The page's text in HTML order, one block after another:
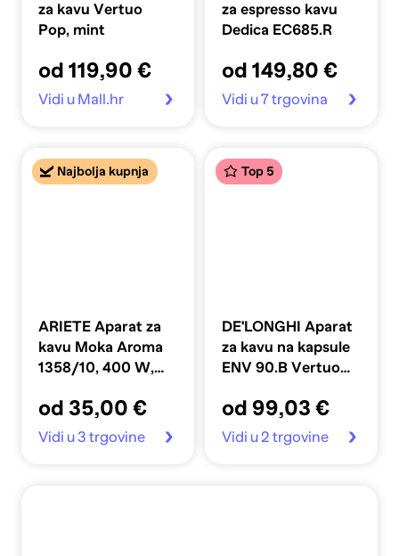
za kavu Vertuo
Pop, mint
od 119,90 €
Vidi u Mall.hr
za espresso kavu
Dedica EC685.R
od 149,80 €
Vidi u 7 trgovina
Najbolja kupnja
ARIETE Aparat za
kavu Moka Aroma
1358/10, 400 W,
od 35,00 €
Vidi u 3 trgovine
Top 5
DE'LONGHI Aparat
za kavu na kapsule
ENV 90.B Vertuo
crni
od 99,03 €
Vidi u 2 trgovine